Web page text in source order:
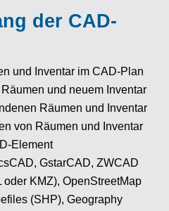
der CAD-
und Inventar im CAD-Plan
und neuem Inventar
Räumen und Inventar
von Räumen und Inventar
Element
GstarCAD, ZWCAD
KMZ), OpenStreetMap
(SHP), Geography